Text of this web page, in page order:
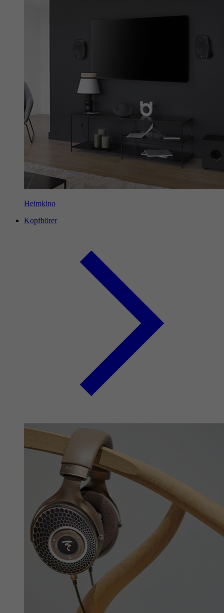
Heimkino
Kopfhörer